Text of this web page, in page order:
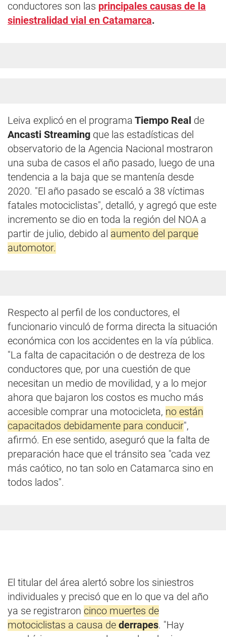
conductores son las principales causas de la
siniestralidad vial en Catamarca.
Leiva explicó en el programa Tiempo Real de
Ancasti Streaming que las estadísticas del
observatorio de la Agencia Nacional mostraron
una suba de casos el año pasado, luego de una
tendencia a la baja que se mantenía desde
2020. "El año pasado se escaló a 38 víctimas
fatales motociclistas", detalló, y agregó que este
incremento se dio en toda la región del NOA a
partir de julio, debido al aumento del parque
automotor.
Respecto al perfil de los conductores, el
funcionario vinculó de forma directa la situación
económica con los accidentes en la vía pública.
"La falta de capacitación o de destreza de los
conductores que, por una cuestión de que
necesitan un medio de movilidad, y a lo mejor
ahora que bajaron los costos es mucho más
accesible comprar una motocicleta, no están
capacitados debidamente para conducir",
afirmó. En ese sentido, aseguró que la falta de
preparación hace que el tránsito sea "cada vez
más caótico, no tan solo en Catamarca sino en
todos lados".
El titular del área alertó sobre los siniestros
individuales y precisó que en lo que va del año
ya se registraron cinco muertes de
motociclistas a causa de derrapes. "Hay